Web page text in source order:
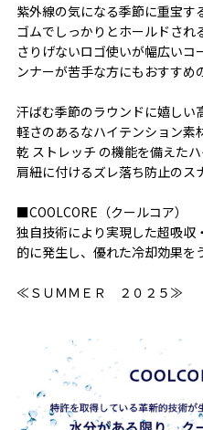
紫外線の気になる季節に重宝す
ゴムでしっかりとホールドされ
さりげないロゴ使いが幅広いコ
ンナーが苦手な方にもおすすめ
汗ばむ季節のラウンドに嬉しい
軽さのあるなハイテンション素
乾 ストレッチ の機能を備えたハ
肩紐に付けるズレ落ち防止のス
■COOLCORE（クールコア）
独自技術により実現した超吸収
的に発生し、優れた冷却効果を
≪ＳＵＭＭＥＲ ２０２５≫